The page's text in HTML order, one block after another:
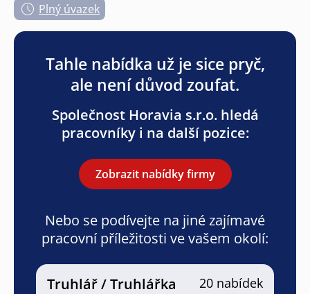
Plný úvazek
Tahle nabídka už je sice pryč,
ale není důvod zoufat.
Společnost Horavia s.r.o. hledá
pracovníky i na další pozice:
Zobrazit nabídky firmy
Nebo se podívejte na jiné zajímavé
pracovní příležitosti ve vašem okolí:
Truhlář / Truhlářka 20 nabídek